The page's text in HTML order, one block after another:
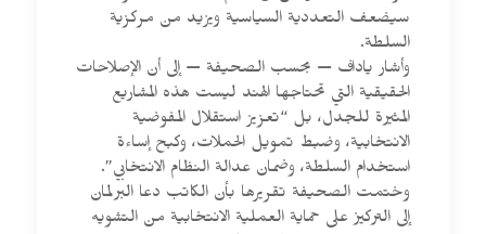
سيضعف التعددية السياسية ويزيد من مركزية
السلطة.
وأشار ياداف — بحسب الصحيفة — إلى أن الإصلاحات
الحقيقية التي تحتاجها الهند ليست هذه المشاريع
المثيرة للجدل، بل “تعزيز استقلال المفوضية
الانتخابية، وضبط تمويل الحملات، وكبح إساءة
استخدام السلطة، وضمان عدالة النظام الانتخابي”.
وختمت الصحيفة تقريرها بأن الكاتب دعا البرلمان
إلى التركيز على حماية العملية الانتخابية من التشويه